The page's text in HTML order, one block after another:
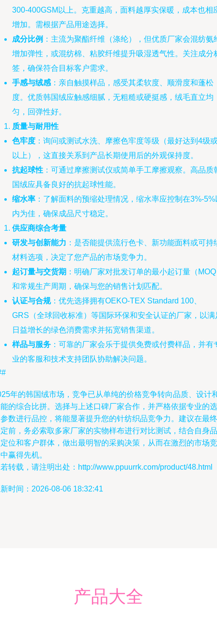
300-400GSM以上。克重越高，面料越厚实保暖，成本也相
增加。需根据产品用途选择。
成分比例 ：主流为聚酯纤维（涤纶），但优质厂家会混纺氨
增加弹性，或混纺棉、粘胶纤维提升吸湿透气性。关注成分
签，确保符合目标客户需求。
手感与绒感 ：亲自触摸样品，感受其柔软度、顺滑度和蓬松
度。优质韩国绒应触感细腻，无粗糙或硬挺感，绒毛直立均
匀，回弹性好。
质量与耐用性
色牢度 ：询问或测试水洗、摩擦色牢度等级（最好达到4级
以上），这直接关系到产品长期使用后的外观保持度。
抗起球性 ：可通过摩擦测试仪或简单手工摩擦观察。高品质
国绒应具备良好的抗起球性能。
缩水率 ：了解面料的预缩处理情况，缩水率应控制在3%-5%
内为佳，确保成品尺寸稳定。
供应商综合考量
研发与创新能力 ：是否能提供流行色卡、新功能面料或可持
材料选项，决定了您产品的市场竞争力。
起订量与交货期 ：明确厂家对批发订单的最小起订量（
和常规生产周期，确保与您的销售计划匹配。
认证与合规：优先选择拥有OEKO-TEX Standard 100、
GRS（全球回收标准）等国际环保和安全认证的厂家，以满
日益增长的绿色消费需求并拓宽销售渠道。
样品与服务 ：可靠的厂家会乐于提供免费或付费样品，并有
业的客服和技术支持团队协助解决问题。
年的韩国绒市场，竞争已从单纯的价格竞争转向品质、设计
的综合比拼。选择与上述口碑厂家合作，并严格依据专业的选
数进行品控，将能显著提升您的针纺织品竞争力。建议在最终
前，务必索取多家厂家的实物样布进行对比测试，结合自身品
位和客户群体，做出最明智的采购决策，从而在激烈的市场竞
赢得先机。
转载，请注明出处：http://www.ppuurrk.com/product/48.html
时间：2026-08-06 18:32:41
产品大全